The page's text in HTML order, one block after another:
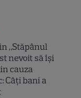
„Stăpânul
nevoit să își
cauza
Câți bani a